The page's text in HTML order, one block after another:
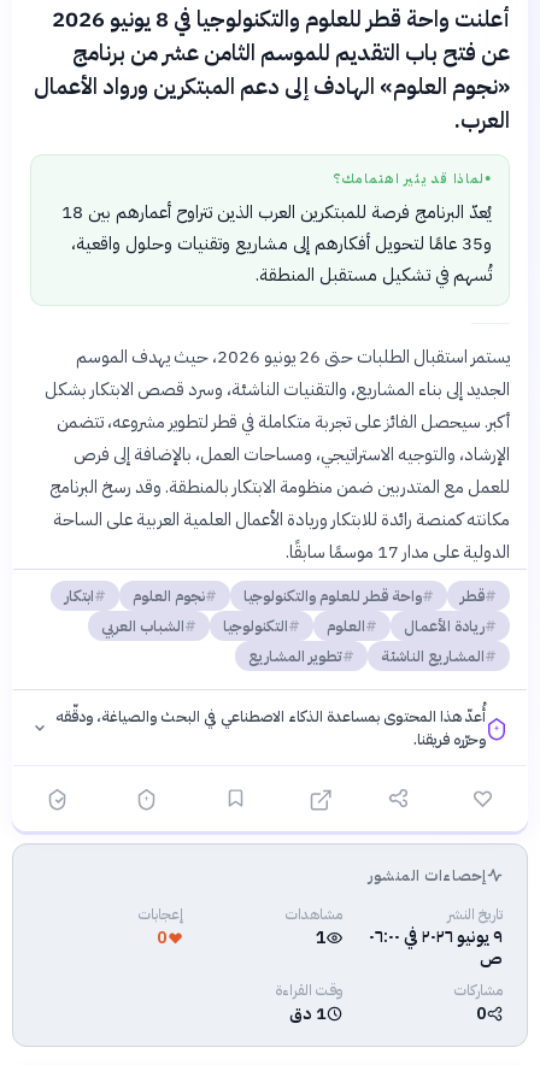
أعلنت واحة قطر للعلوم والتكنولوجيا في 8 يونيو 2026
عن فتح باب التقديم للموسم الثامن عشر من برنامج
«نجوم العلوم» الهادف إلى دعم المبتكرين ورواد الأعمال
العرب.
● لماذا قد يثير اهتمامك؟
يُعدّ البرنامج فرصة للمبتكرين العرب الذين تتراوح أعمارهم بين 18
و35 عامًا لتحويل أفكارهم إلى مشاريع وتقنيات وحلول واقعية،
تُسهم في تشكيل مستقبل المنطقة.
يستمر استقبال الطلبات حتى 26 يونيو 2026، حيث يهدف الموسم
الجديد إلى بناء المشاريع، والتقنيات الناشئة، وسرد قصص الابتكار بشكل
أكبر. سيحصل الفائز على تجربة متكاملة في قطر لتطوير مشروعه، تتضمن
الإرشاد، والتوجيه الاستراتيجي، ومساحات العمل، بالإضافة إلى فرص
للعمل مع المتدربين ضمن منظومة الابتكار بالمنطقة. وقد رسخ البرنامج
مكانته كمنصة رائدة للابتكار وريادة الأعمال العلمية العربية على الساحة
الدولية على مدار 17 موسمًا سابقًا.
قطر واحة قطر للعلوم والتكنولوجيا نجوم العلوم
ابتكار
ريادة الأعمال
العلوم التكنولوجيا
الشباب العربي
المشاريع الناشئة
تطوير المشاريع
أُعدّ هذا المحتوى بمساعدة الذكاء الاصطناعي في البحث والصياغة، ودقّقه
وحرّره فريقنا.
فلسفتنا المعرفية·سياسة الذكاء الاصطناعيإحصاءات المنشور
تاريخ النشر
٩ يونيو ٢٠٢٦ في ٠٦:٠٠
ص
مشاهدات
1
إعجابات
0
مشاركات
0
وقت القراءة
1 دق